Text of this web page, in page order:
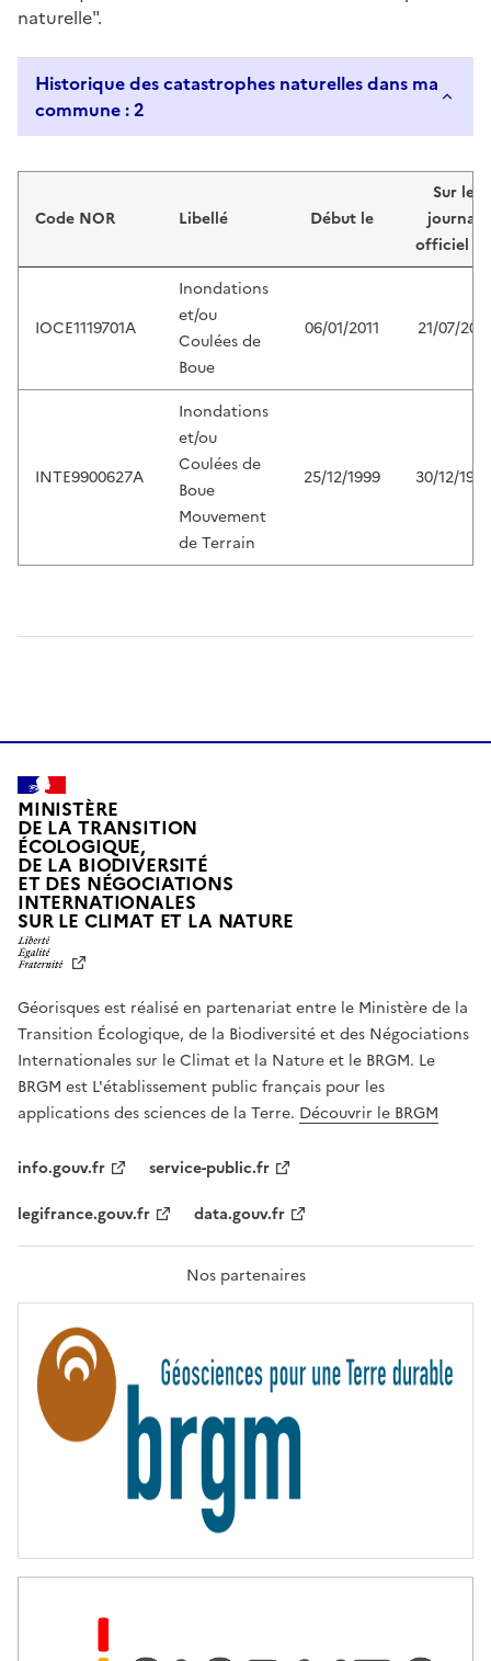
naturelle".
Historique des catastrophes naturelles dans ma
commune : 2
Code NOR Libellé Début le
Sur le
journal
officiel du
IOCE1119701A
Inondations
et/ou
Coulées de
Boue
06/01/2011 21/07/2011
INTE9900627A
Inondations
et/ou
Coulées de
Boue
Mouvement
de Terrain
25/12/1999 30/12/1999
MINISTÈRE
DE LA TRANSITION
ÉCOLOGIQUE,
DE LA BIODIVERSITÉ
ET DES NÉGOCIATIONS
INTERNATIONALES
SUR LE CLIMAT ET LA NATUREL
T
É
,
É
G
A
L
F
A
T
R
T
É
Géorisques est réalisé en partenariat entre le Ministère de la
Transition Écologique, de la Biodiversité et des Négociations
Internationales sur le Climat et la Nature et le BRGM. Le
BRGM est L'établissement public français pour les
applications des sciences de la Terre. Découvrir le BRGM
info.gouv.fr
service-public.fr
legifrance.gouv.fr
data.gouv.fr
Nos partenaires